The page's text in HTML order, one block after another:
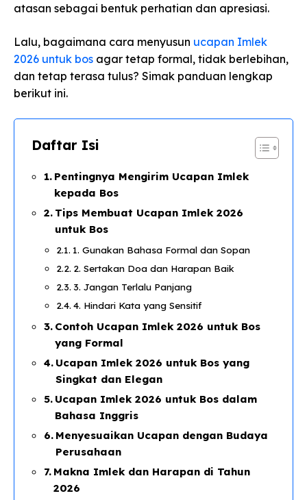
atasan sebagai bentuk perhatian dan apresiasi.
Lalu, bagaimana cara menyusun ucapan Imlek
2026 untuk bos agar tetap formal, tidak berlebihan,
dan tetap terasa tulus? Simak panduan lengkap
berikut ini.
Daftar Isi
Pentingnya Mengirim Ucapan Imlek
kepada Bos
Tips Membuat Ucapan Imlek 2026
untuk Bos
1. Gunakan Bahasa Formal dan Sopan
2. Sertakan Doa dan Harapan Baik
3. Jangan Terlalu Panjang
4. Hindari Kata yang Sensitif
Contoh Ucapan Imlek 2026 untuk Bos
yang Formal
Ucapan Imlek 2026 untuk Bos yang
Singkat dan Elegan
Ucapan Imlek 2026 untuk Bos dalam
Bahasa Inggris
Menyesuaikan Ucapan dengan Budaya
Perusahaan
Makna Imlek dan Harapan di Tahun
2026